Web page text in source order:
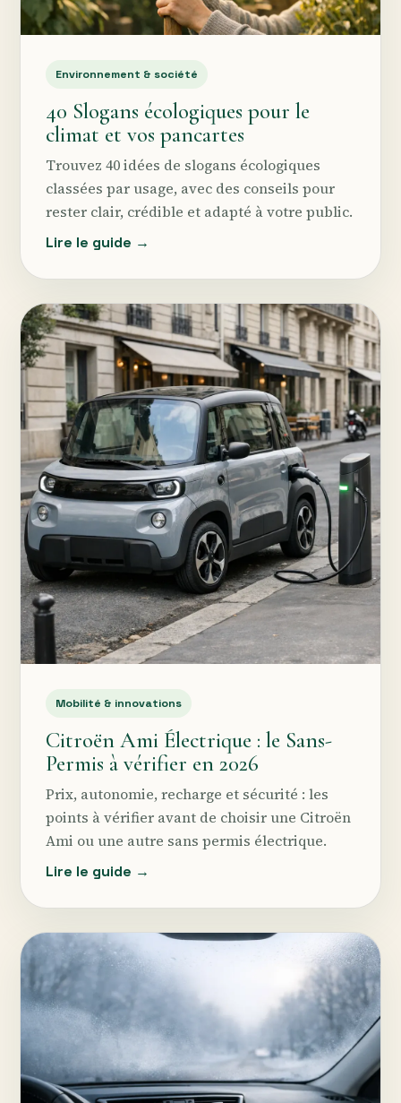
Environnement & société
40 Slogans écologiques pour le
climat et vos pancartes
Trouvez 40 idées de slogans écologiques
classées par usage, avec des conseils pour
rester clair, crédible et adapté à votre public.
Lire le guide →
Mobilité & innovations
Citroën Ami Électrique : le Sans-
Permis à vérifier en 2026
Prix, autonomie, recharge et sécurité : les
points à vérifier avant de choisir une Citroën
Ami ou une autre sans permis électrique.
Lire le guide →